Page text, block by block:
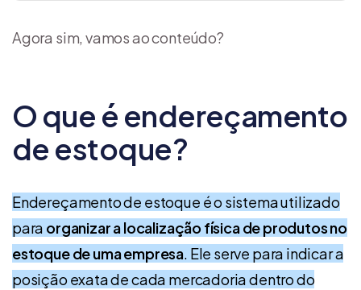
Agora sim, vamos ao conteúdo?
O que é endereçamento
de estoque?
Endereçamento de estoque é o sistema utilizado
para organizar a localização física de produtos no
estoque de uma empresa. Ele serve para indicar a
posição exata de cada mercadoria dentro do